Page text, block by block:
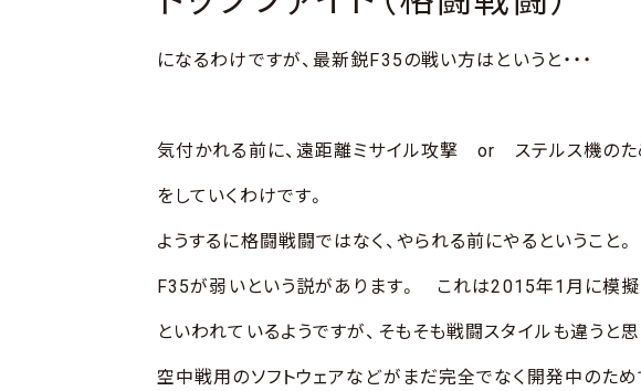
になるわけですが、最新鋭F35の戦い方はというと・・・
気付かれる前に、遠距離ミサイル攻撃 or ステルス機の
をしていくわけです。
ようするに格闘戦闘ではなく、やられる前にやるということ。
F35が弱いという説があります。 これは2015年1月に模
といわれているようですが、そもそも戦闘スタイルも違うと
空中戦用のソフトウェアなどがまだ完全でなく開発中のため